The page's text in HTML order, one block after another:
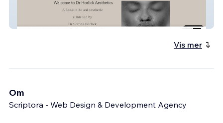
Dr Horlick Aesthetic
Vis mer
Om
Scriptora - Web Design & Development Agency